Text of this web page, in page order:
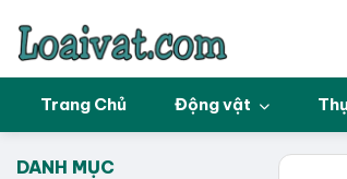
Trang Chủ Động vật
DANH MỤC